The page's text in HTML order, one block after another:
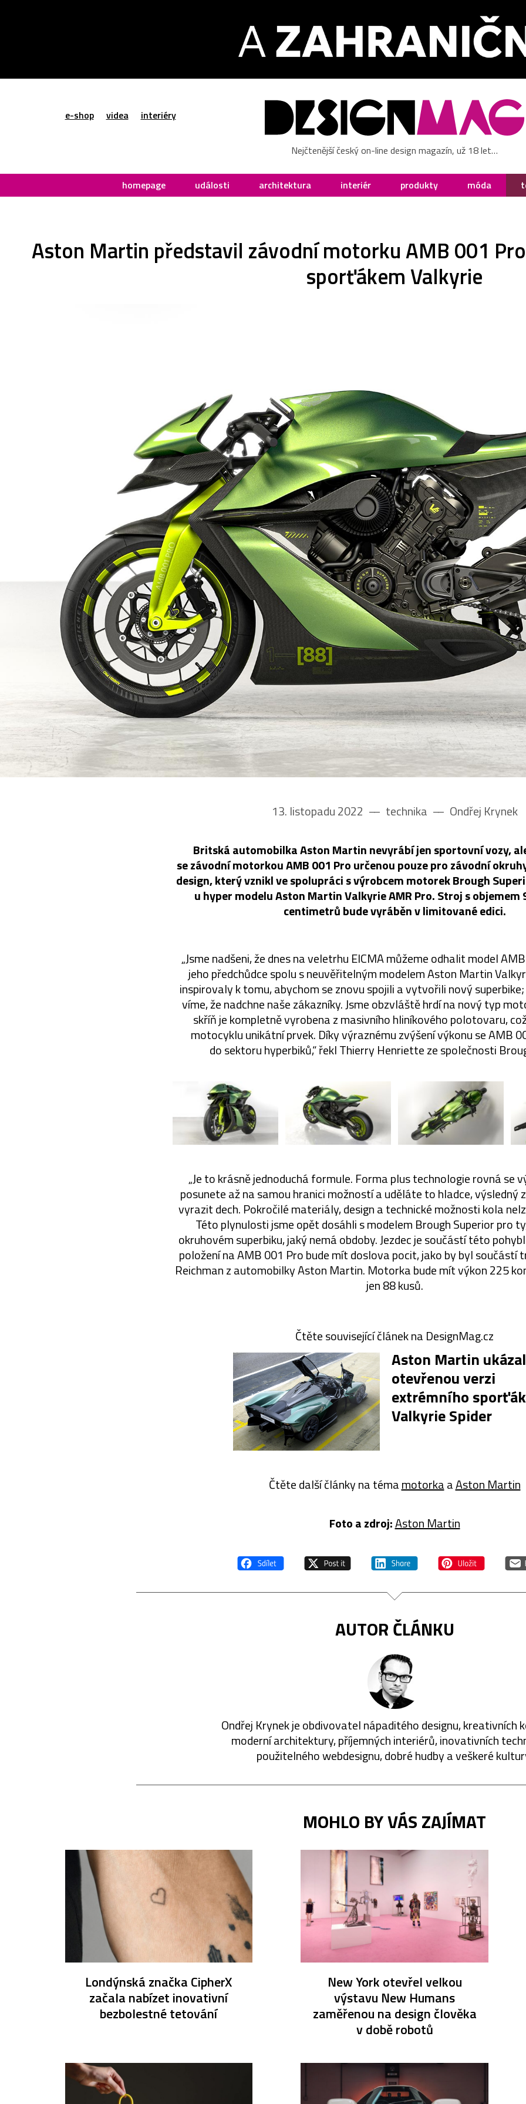
e-shop videa interiéry
Nejčtenější český on-line design magazín, už 18 let…
homepage události architektura interiér produkty móda
Aston Martin představil závodní motorku AMB 001
sporťákem Valkyrie
13. listopadu 2022 –– technika –– Ondřej Krynek
Britská automobilka Aston Martin nevyrábí jen sportovní vozy,
se závodní motorkou AMB 001 Pro určenou pouze pro závodní
design, který vznikl ve spolupráci s výrobcem motorek Brough
u hyper modelu Aston Martin Valkyrie AMR Pro. Stroj s objemem
centimetrů bude vyráběn v limitované edici.
„Jsme nadšeni, že dnes na veletrhu EICMA můžeme odhalit model
jeho předchůdce spolu s neuvěřitelným modelem Aston Martin
inspirovaly k tomu, abychom se znovu spojili a vytvořili nový
víme, že nadchne naše zákazníky. Jsme obzvláště hrdí na nový typ
skříň je kompletně vyrobena z masivního hliníkového polotovaru,
motocyklu unikátní prvek. Díky výraznému zvýšení výkonu se AMB
do sektoru hyperbiků,“ řekl Thierry Henriette ze společnosti
„Je to krásně jednoduchá formule. Forma plus technologie rovná se
posunete až na samou hranici možností a uděláte to hladce, výsledný
vyrazit dech. Pokročilé materiály, design a technické možnosti kola
Této plynulosti jsme opět dosáhli s modelem Brough Superior pro
okruhovém superbiku, jaký nemá obdoby. Jezdec je součástí této
položení na AMB 001 Pro bude mít doslova pocit, jako by byl součástí
Reichman z automobilky Aston Martin. Motorka bude mít výkon 225
jen 88 kusů.
Čtěte související článek na DesignMag.cz
Aston Martin ukázal
otevřenou verzi
extrémního
Valkyrie Spider
Čtěte další články na témamotorkaaAston Martin
Foto a zdroj:Aston Martin
AUTOR ČLÁNKU
Ondřej Krynek je obdivovatel nápaditého designu, kreativních
moderní architektury, příjemných interiérů, inovativních
použitelného webdesignu, dobré hudby a veškeré
MOHLO BY VÁS ZAJÍMAT
Londýnská značka CipherX
začala nabízet inovativní
bezbolestné tetování
New York otevřel velkou
výstavu New Humans
zaměřenou na design člověka
v době robotů